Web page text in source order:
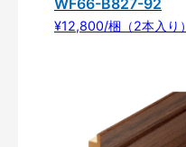
¥12,800/梱（2本入り）